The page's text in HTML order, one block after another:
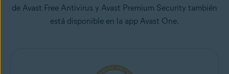
de Avast Free Antivirus y Avast Premium Security también
está disponible en la app Avast One.